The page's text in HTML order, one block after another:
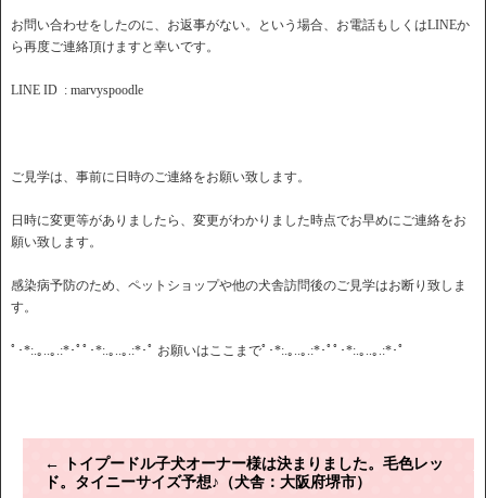
お問い合わせをしたのに、お返事がない。という場合、お電話もしくはLINEか
ら再度ご連絡頂けますと幸いです。
LINE ID : marvyspoodle
ご見学は、事前に日時のご連絡をお願い致します。
日時に変更等がありましたら、変更がわかりました時点でお早めにご連絡をお
願い致します。
感染病予防のため、ペットショップや他の犬舎訪問後のご見学はお断り致しま
す。
ﾟ･*:.｡..｡.:*･ﾟﾟ･*:.｡..｡.:*･ﾟ お願いはここまでﾟ･*:.｡..｡.:*･ﾟﾟ･*:.｡..｡.:*･ﾟ
←
トイプードル子犬オーナー様は決まりました。毛色レッ
ド。タイニーサイズ予想♪（犬舎：大阪府堺市）